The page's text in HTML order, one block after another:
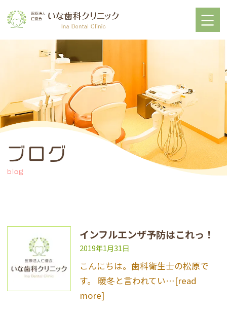
ブログ
blog
インフルエンザ予防はこれっ！
2019年1月31日
こんにちは。歯科衛生士の松原で
す。 暖冬と言われてい…[read
more]